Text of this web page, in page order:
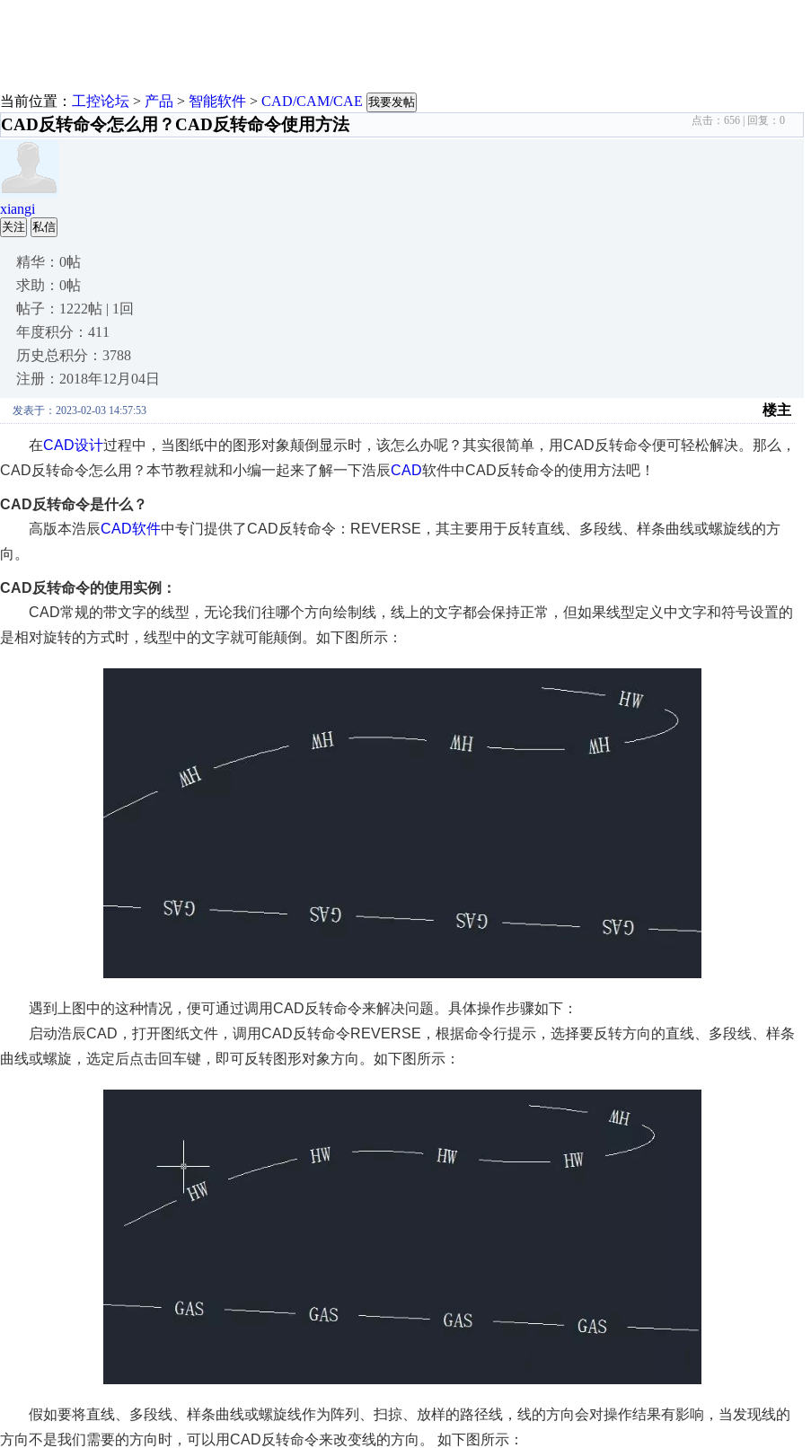
当前位置： 工控论坛 > 产品 > 智能软件 > CAD/CAM/CAE 我要发帖
CAD反转命令怎么用？CAD反转命令使用方法 点击： 656 | 回复： 0
xiangi
关注 私信
精华：0帖
求助：0帖
帖子：1222帖 | 1回
年度积分：411
历史总积分：3788
注册：2018年12月04日
发表于：2023-02-03 14:57:53 楼主
在CAD设计过程中，当图纸中的图形对象颠倒显示时，该怎么办呢？其实很简单，用CAD反转命令便可轻松解决。那么，
CAD反转命令怎么用？本节教程就和小编一起来了解一下浩辰CAD软件中CAD反转命令的使用方法吧！
CAD反转命令是什么？
高版本浩辰CAD软件中专门提供了CAD反转命令：REVERSE，其主要用于反转直线、多段线、样条曲线或螺旋线的方
向。
CAD反转命令的使用实例：
CAD常规的带文字的线型，无论我们往哪个方向绘制线，线上的文字都会保持正常，但如果线型定义中文字和符号设置的
是相对旋转的方式时，线型中的文字就可能颠倒。如下图所示：
遇到上图中的这种情况，便可通过调用CAD反转命令来解决问题。具体操作步骤如下：
启动浩辰CAD，打开图纸文件，调用CAD反转命令REVERSE，根据命令行提示，选择要反转方向的直线、多段线、样条
曲线或螺旋，选定后点击回车键，即可反转图形对象方向。如下图所示：
假如要将直线、多段线、样条曲线或螺旋线作为阵列、扫掠、放样的路径线，线的方向会对操作结果有影响，当发现线的
方向不是我们需要的方向时，可以用CAD反转命令来改变线的方向。 如下图所示：